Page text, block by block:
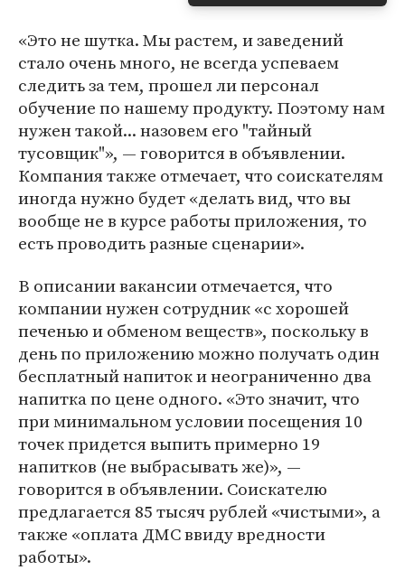
«Это не шутка. Мы растем, и заведений
стало очень много, не всегда успеваем
следить за тем, прошел ли персонал
обучение по нашему продукту. Поэтому нам
нужен такой... назовем его "тайный
тусовщик"», — говорится в объявлении.
Компания также отмечает, что соискателям
иногда нужно будет «делать вид, что вы
вообще не в курсе работы приложения, то
есть проводить разные сценарии».
В описании вакансии отмечается, что
компании нужен сотрудник «с хорошей
печенью и обменом веществ», поскольку в
день по приложению можно получать один
бесплатный напиток и неограниченно два
напитка по цене одного. «Это значит, что
при минимальном условии посещения 10
точек придется выпить примерно 19
напитков (не выбрасывать же)», —
говорится в объявлении. Соискателю
предлагается 85 тысяч рублей «чистыми», а
также «оплата ДМС ввиду вредности
работы».